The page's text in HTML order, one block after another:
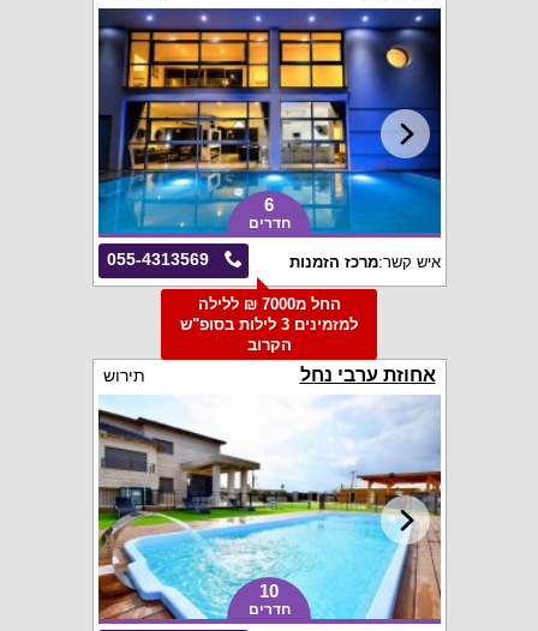
6
חדרים
055-4313569 איש קשר:מרכז הזמנות
החל מ7000 ₪ ללילה
למזמינים 3 לילות בסופ"ש
הקרוב
אחוזת ערבי נחל תירוש
10
חדרים